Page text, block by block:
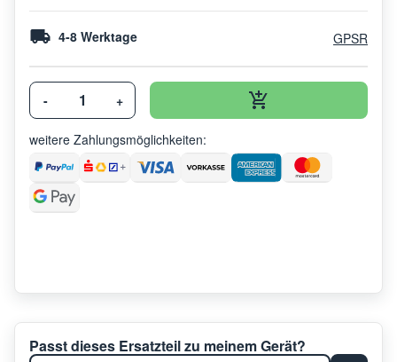
4-8 Werktage GPSR
- +
weitere Zahlungsmöglichkeiten:
Passt dieses Ersatzteil zu meinem Gerät?